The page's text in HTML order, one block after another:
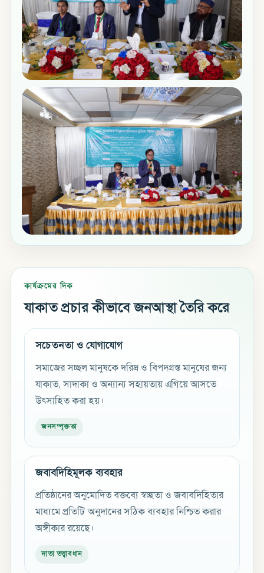
কার্যক্রমের দিক
যাকাত প্রচার কীভাবে জনআস্থা তৈরি করে
সচেতনতা ও যোগাযোগ
সমাজের সচ্ছল মানুষকে দরিদ্র ও বিপদগ্রস্ত মানুষের জন্য
যাকাত, সাদাকা ও অন্যান্য সহায়তায় এগিয়ে আসতে
উৎসাহিত করা হয়।
জনসম্পৃক্ততা
জবাবদিহিমূলক ব্যবহার
প্রতিষ্ঠানের অনুমোদিত বক্তব্যে স্বচ্ছতা ও জবাবদিহিতার
মাধ্যমে প্রতিটি অনুদানের সঠিক ব্যবহার নিশ্চিত করার
অঙ্গীকার রয়েছে।
দাতা তত্ত্বাবধান